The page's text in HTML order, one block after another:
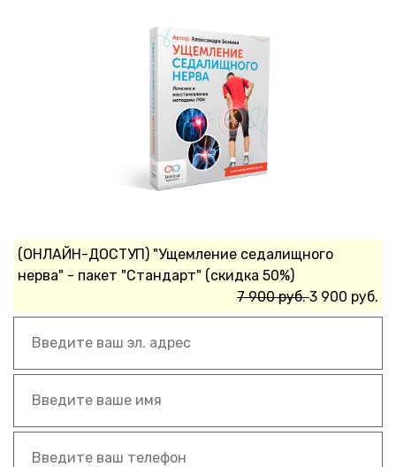
(ОНЛАЙН-ДОСТУП) "Ущемление седалищного
нерва" - пакет "Стандарт" (скидка 50%)
7 900 руб.3 900 руб.